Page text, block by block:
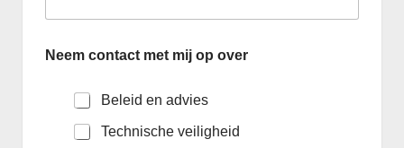
Neem contact met mij op over
Beleid en advies
Technische veiligheid